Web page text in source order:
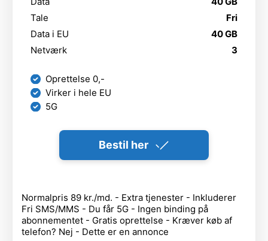
Tale
Fri
Data i EU
40 GB
Netværk
3
Oprettelse 0,-
Virker i hele EU
5G
Bestil her
Normalpris 89 kr./md. - Extra tjenester - Inkluderer
Fri SMS/MMS - Du får 5G - Ingen binding på
abonnementet - Gratis oprettelse - Kræver køb af
telefon? Nej - Dette er en annonce